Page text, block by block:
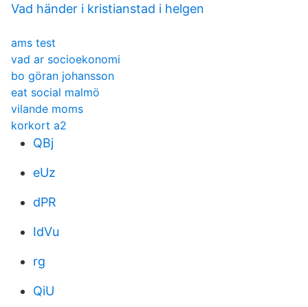
Vad händer i kristianstad i helgen
ams test
vad ar socioekonomi
bo göran johansson
eat social malmö
vilande moms
korkort a2
QBj
eUz
dPR
IdVu
rg
QiU